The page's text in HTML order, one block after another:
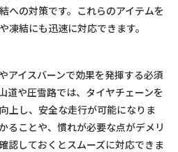
への対策です。これらのアイテムを
凍結にも迅速に対応できます。
アイスバーンで効果を発揮する必須
道や圧雪路では、タイヤチェーンを
上し、安全な走行が可能になりま
ることや、慣れが必要な点がデメリ
認しておくとスムーズに対応できま